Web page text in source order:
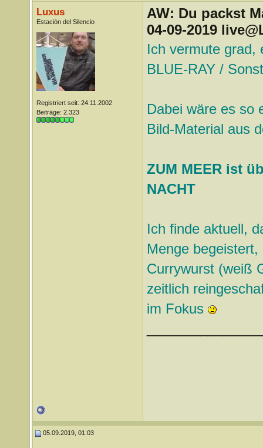
Luxus
Estación del Silencio
Registriert seit: 24.11.2002
Beiträge: 2.323
AW: Du packst
04-09-2019
Ich vermute grad,
BLUE-RAY /
Dabei wäre es so
Bild-Material aus
ZUM MEER ist
NACHT
Ich finde aktuell,
Menge
Currywurst (weiß
zeitlich
im Fokus
05.09.2019, 01:03